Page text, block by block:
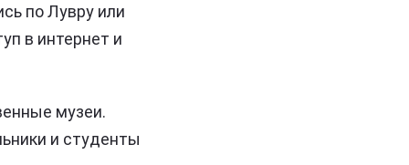
по Лувру или
в интернет и
музеи.
и студенты